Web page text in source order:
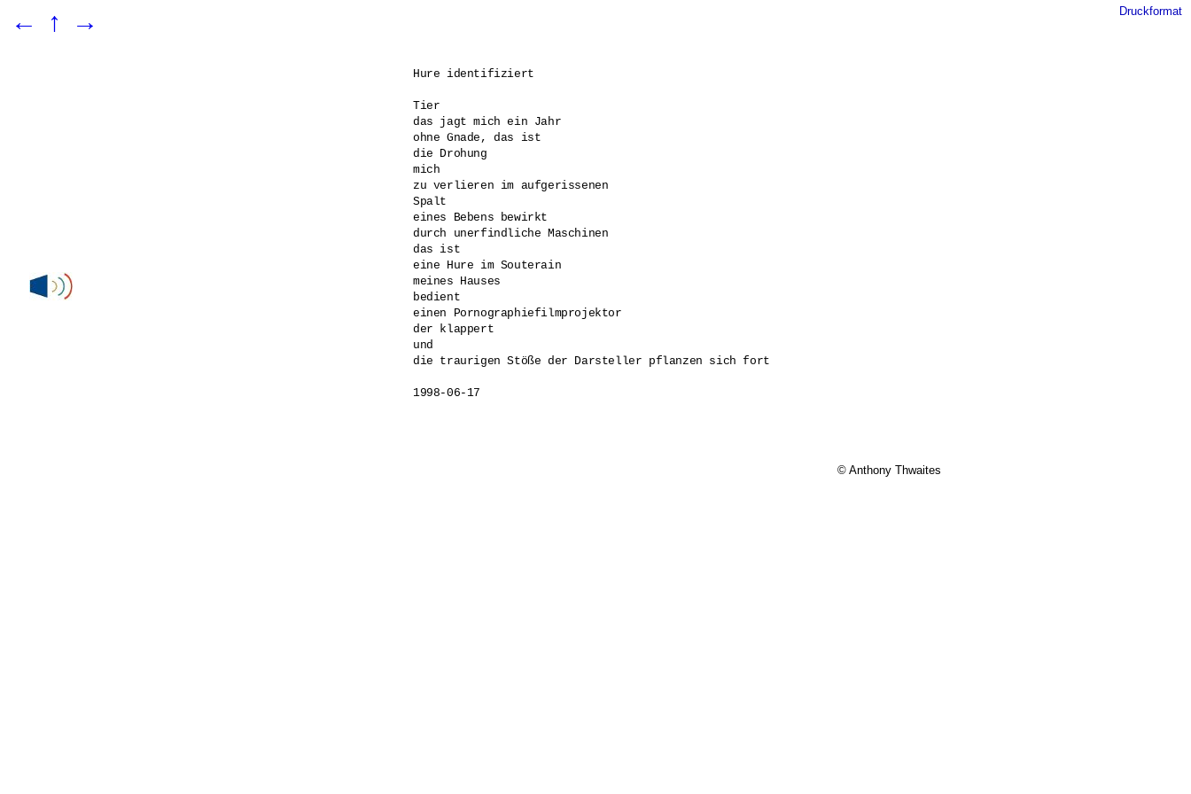
← ↑ → Druckformat
Hure identifiziert
Tier
das jagt mich ein Jahr
ohne Gnade, das ist
die Drohung
mich
zu verlieren im aufgerissenen
Spalt
eines Bebens bewirkt
durch unerfindliche Maschinen
das ist
eine Hure im Souterain
meines Hauses
bedient
einen Pornographiefilmprojektor
der klappert
und
die traurigen Stöße der Darsteller pflanzen sich fort
1998-06-17
© Anthony Thwaites